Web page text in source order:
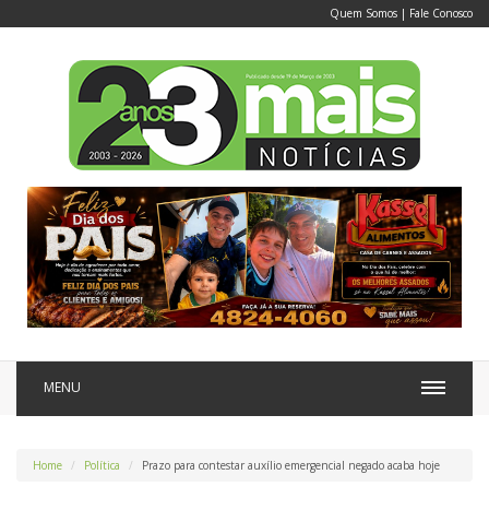
Quem Somos | Fale Conosco
MENU
Home Política Prazo para contestar auxílio emergencial negado acaba hoje